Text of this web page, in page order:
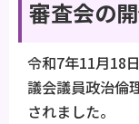
審査会の
令和7年11月18
議会議員政治倫
されました。